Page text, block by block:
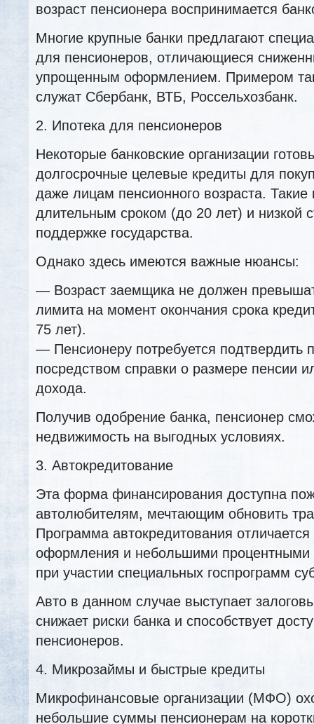
возраст пенсионера воспринимается
Многие крупные банки предлагают
для пенсионеров, отличающиеся
упрощенным оформлением. Примером
служат Сбербанк, ВТБ, Россельхозбанк.
2. Ипотека для пенсионеров
Некоторые банковские организации
долгосрочные целевые кредиты для
даже лицам пенсионного возраста.
длительным сроком (до 20 лет) и низкой
поддержке государства.
Однако здесь имеются важные нюансы:
— Возраст заемщика не должен
лимита на момент окончания срока
75 лет).
— Пенсионеру потребуется подтвердить
посредством справки о размере пенсии
дохода.
Получив одобрение банка, пенсионер
недвижимость на выгодных условиях.
3. Автокредитование
Эта форма финансирования доступна
автолюбителям, мечтающим обновить
Программа автокредитования отличается
оформления и небольшими процентными
при участии специальных госпрограмм
Авто в данном случае выступает
снижает риски банка и способствует
пенсионеров.
4. Микрозаймы и быстрые кредиты
Микрофинансовые организации (МФО)
небольшие суммы пенсионерам на